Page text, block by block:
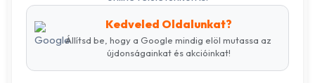
Kedveled Oldalunkat?
Állítsd be, hogy a Google mindig elöl mutassa az
újdonságainkat és akcióinkat!